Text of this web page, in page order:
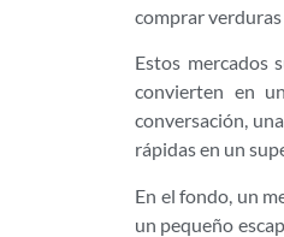
comprar verduras
Estos mercados
convierten en
conversación,
rápidas en un
En el fondo, un
un pequeño